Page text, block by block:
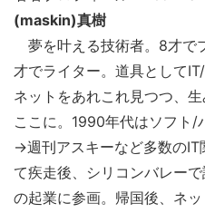
(maskin)真樹
夢を叶える技術者。8才で
才でライター。道具として
ネットをあれこれ見つつ、
ここに。1990年代はソフト/
→週刊アスキーなど多数のIT
て疾走後、シリコンバレー
の起業に参画。帰国後、ネ